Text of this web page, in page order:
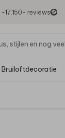
-17.150+ reviews
Bruiloftdecoratie